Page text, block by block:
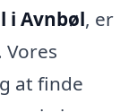
i Avnbøl, er
at finde